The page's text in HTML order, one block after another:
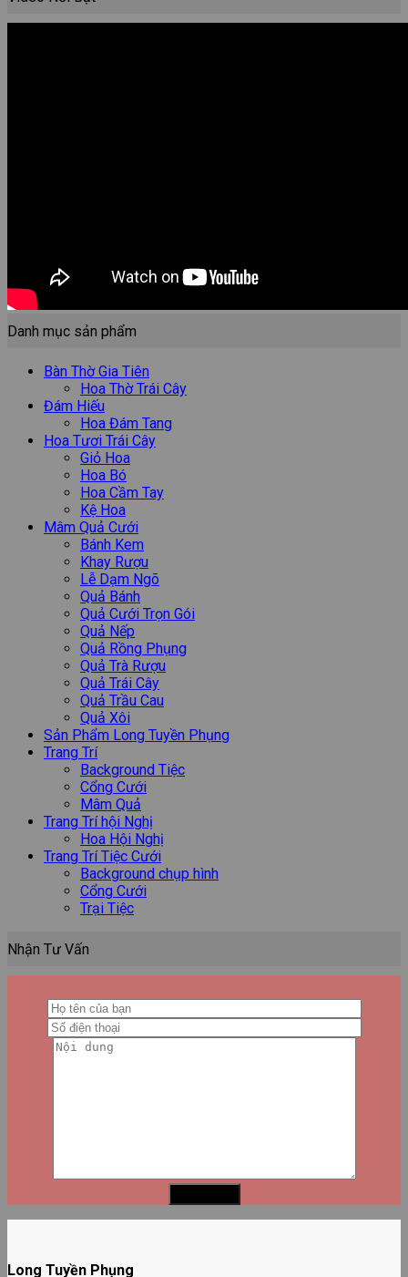
Danh mục sản phẩm
Bàn Thờ Gia Tiên
Hoa Thờ Trái Cây
Đám Hiếu
Hoa Đám Tang
Hoa Tươi Trái Cây
Giỏ Hoa
Hoa Bó
Hoa Cầm Tay
Kệ Hoa
Mâm Quả Cưới
Bánh Kem
Khay Rượu
Lễ Dạm Ngõ
Quả Bánh
Quả Cưới Trọn Gói
Quả Nếp
Quả Rồng Phụng
Quả Trà Rượu
Quả Trái Cây
Quả Trầu Cau
Quả Xôi
Sản Phẩm Long Tuyền Phụng
Trang Trí
Background Tiệc
Cổng Cưới
Mâm Quả
Trang Trí hội Nghị
Hoa Hội Nghị
Trang Trí Tiệc Cưới
Background chụp hình
Cổng Cưới
Trại Tiệc
Nhận Tư Vấn
Long Tuyền Phụng